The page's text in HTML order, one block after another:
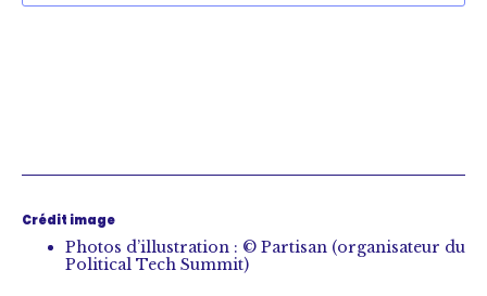
Crédit image
Photos d’illustration : © Partisan (organisateur du
Political Tech Summit)